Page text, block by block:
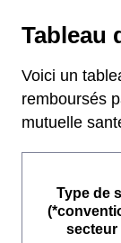
Tableau
Voici un
remboursés
mutuelle
Type de
secteur